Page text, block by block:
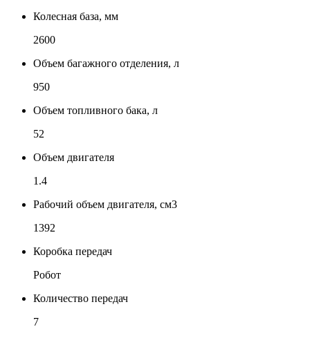
Колесная база, мм
2600
Объем багажного отделения, л
950
Объем топливного бака, л
52
Объем двигателя
1.4
Рабочий объем двигателя, см3
1392
Коробка передач
Робот
Количество передач
7